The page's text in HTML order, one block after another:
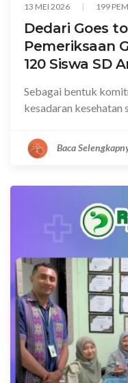
13 MEI 2026 199
Dedari Goes
Pemeriksaan
120 Siswa SD
Sebagai bentuk
kesadaran kesehatan
Baca